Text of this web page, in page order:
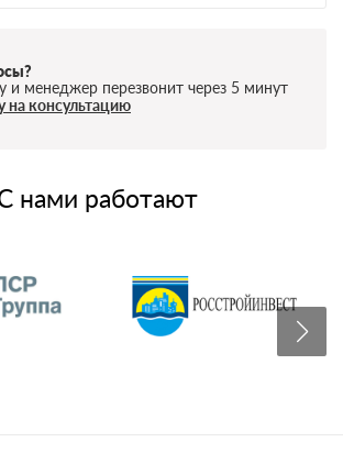
и менеджер перезвонит через 5 минут
на консультацию
нами работают